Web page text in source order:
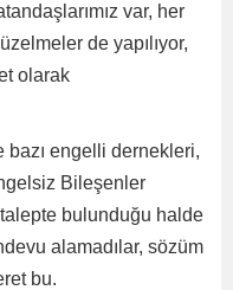
var, her
de yapılıyor,
olarak
engelli dernekleri,
Bileşenler
bulunduğu halde
alamadılar, sözüm
bu.